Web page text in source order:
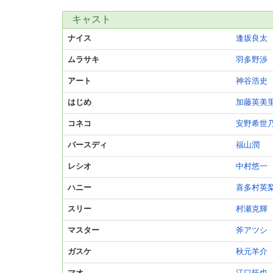
キャスト
ナイス 逢坂良太
ムラサキ 羽多野渉
アート 神谷浩史
はじめ 加藤英美
コネコ 安野希世
バースディ 福山潤
レシオ 中村悠一
ハニー 喜多村英
スリー 村瀬克輝
マスター 斧アツシ
ガスケ 秋元羊介